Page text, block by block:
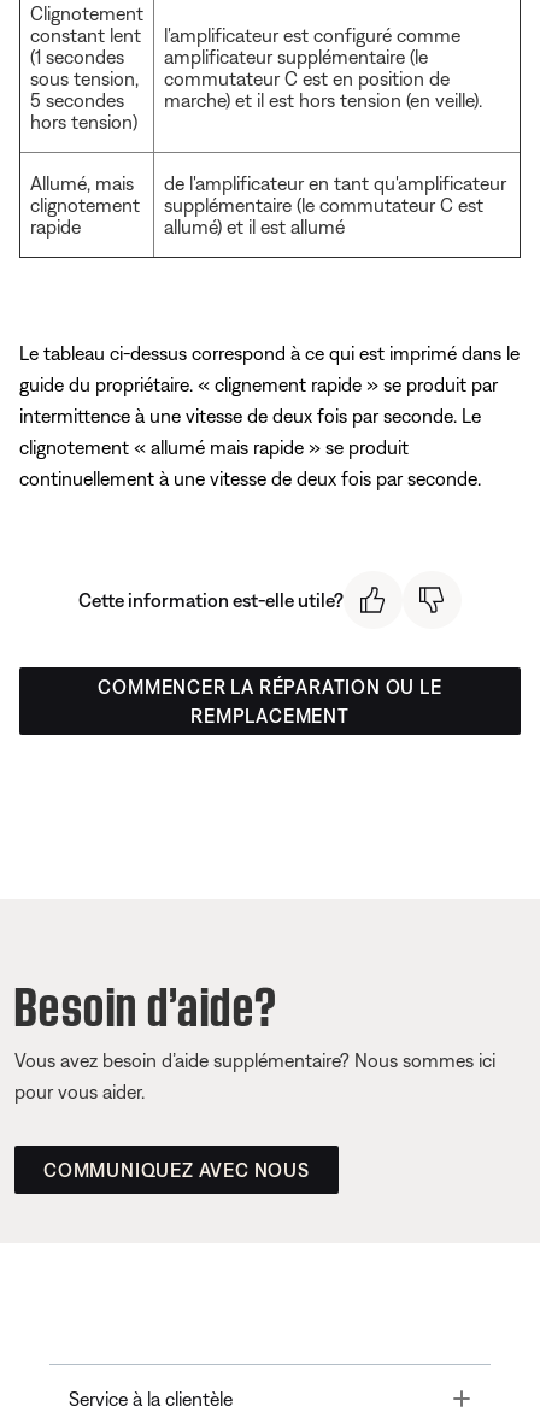
Clignotement
constant lent
(1 secondes
sous tension,
5 secondes
hors tension)
l'amplificateur est configuré comme
amplificateur supplémentaire (le
commutateur C est en position de
marche) et il est hors tension (en veille).
Allumé, mais
clignotement
rapide
de l'amplificateur en tant qu'amplificateur
supplémentaire (le commutateur C est
allumé) et il est allumé
Le tableau ci-dessus correspond à ce qui est imprimé dans le
guide du propriétaire. « clignement rapide » se produit par
intermittence à une vitesse de deux fois par seconde. Le
clignotement « allumé mais rapide » se produit
continuellement à une vitesse de deux fois par seconde.
Cette information est-elle utile?
COMMENCER LA RÉPARATION OU LE
REMPLACEMENT
Besoin d’aide?
Vous avez besoin d’aide supplémentaire? Nous sommes ici
pour vous aider.
COMMUNIQUEZ AVEC NOUS
Service à la clientèle Toggle